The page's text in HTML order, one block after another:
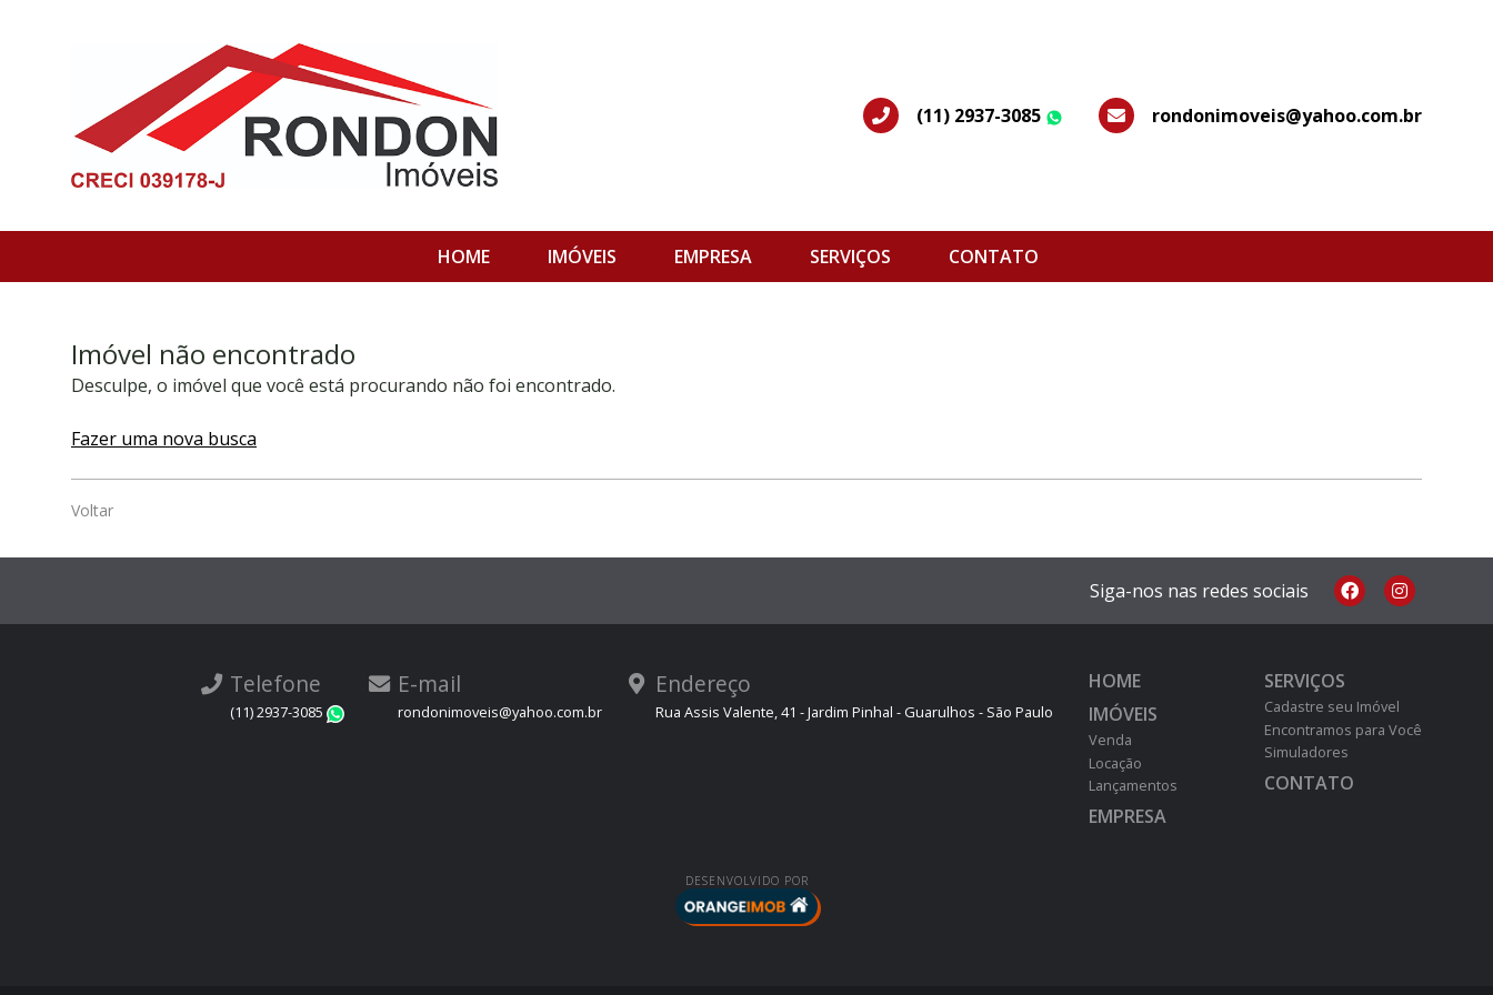
(11) 2937-3085 WhatsApprondonimoveis@yahoo.com.br
HOME IMÓVEIS EMPRESA SERVIÇOS CONTATO
Imóvel não encontrado
Desculpe, o imóvel que você está procurando não foi encontrado.
Fazer uma nova busca
Voltar
Siga-nos nas redes sociais
Telefone
(11) 2937-3085 WhatsApp
E-mail
rondonimoveis@yahoo.com.br
Endereço
Rua Assis Valente, 41 - Jardim Pinhal - Guarulhos - São Paulo
HOME
IMÓVEIS
Venda
Locação
Lançamentos
EMPRESA
SERVIÇOS
Cadastre seu Imóvel
Encontramos para Você
Simuladores
CONTATO
DESENVOLVIDO POR